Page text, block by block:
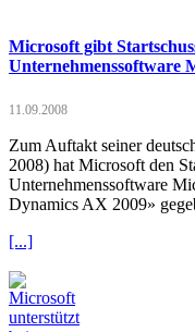
Microsoft gibt
Unternehmenssoftware
11.09.2008
Zum Auftakt seiner
2008) hat Microsoft den
Unternehmenssoftware
Dynamics AX 2009»
[...]